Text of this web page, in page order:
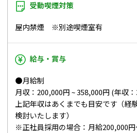
受動喫煙対策
屋内禁煙 ※別途喫煙室有
給与・賞与
●月給制
月収：200,000円 ~ 358,000円 (年収
上記年収はあくまでも目安です（経
検討いたします）
※正社員採用の場合：月給200,000